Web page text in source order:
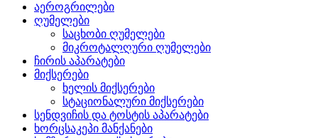
აეროგრილები
ღუმელები
საცხობი ღუმელები
მიკროტალღური ღუმელები
ჩირის აპარატები
მიქსერები
ხელის მიქსერები
სტაციონალური მიქსერები
სენდვიჩის და ტოსტის აპარატები
ხორცსაკეპი მანქანები